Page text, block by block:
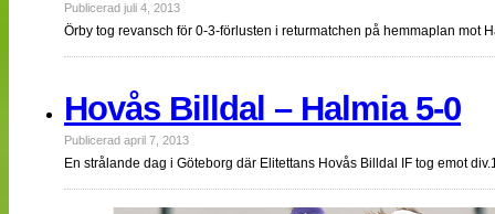
Publicerad juli 4, 2013
Örby tog revansch för 0-3-förlusten i returmatchen på hemmaplan
Hovås Billdal – Halmia 5-0
Publicerad april 7, 2013
En strålande dag i Göteborg där Elitettans Hovås Billdal IF tog emot